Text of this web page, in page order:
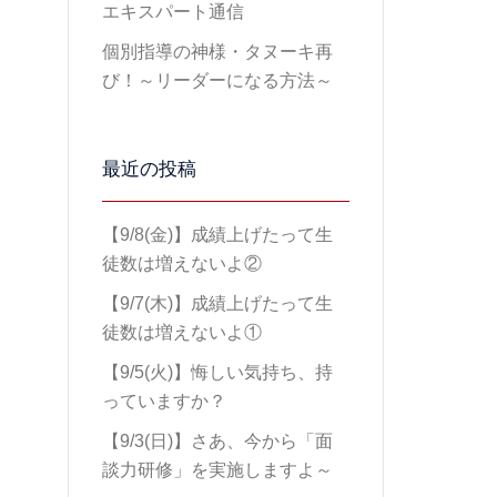
エキスパート通信
個別指導の神様・タヌーキ再
び！～リーダーになる方法～
最近の投稿
【9/8(金)】成績上げたって生
徒数は増えないよ②
【9/7(木)】成績上げたって生
徒数は増えないよ①
【9/5(火)】悔しい気持ち、持
っていますか？
【9/3(日)】さあ、今から「面
談力研修」を実施しますよ～